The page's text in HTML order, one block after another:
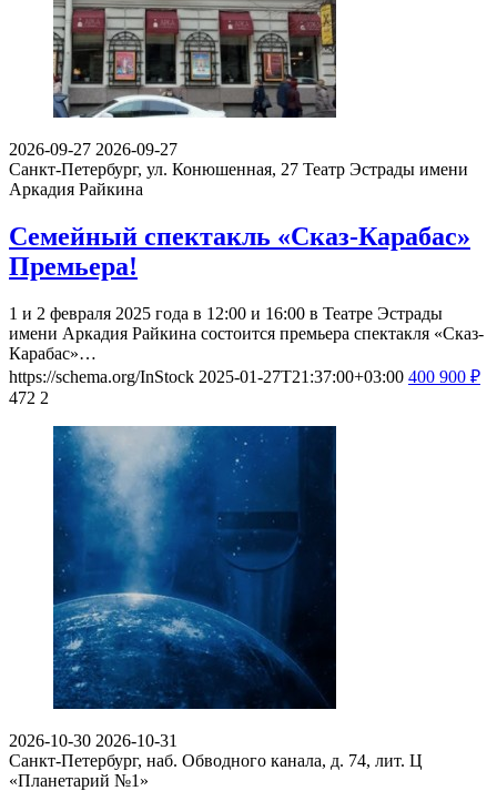
2026-09-27 2026-09-27
Cанкт-Петербург, ул. Конюшенная, 27 Театр Эстрады имени
Аркадия Райкина
Семейный спектакль «Сказ-Карабас»
Премьера!
1 и 2 февраля 2025 года в 12:00 и 16:00 в Театре Эстрады
имени Аркадия Райкина состоится премьера спектакля «Сказ-
Карабас»…
https://schema.org/InStock 2025-01-27T21:37:00+03:00 400 900 ₽
472 2
2026-10-30 2026-10-31
Санкт-Петербург, наб. Обводного канала, д. 74, лит. Ц
«Планетарий №1»